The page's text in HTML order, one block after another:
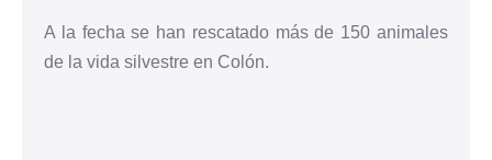
A la fecha se han rescatado más de 150 animales
de la vida silvestre en Colón.